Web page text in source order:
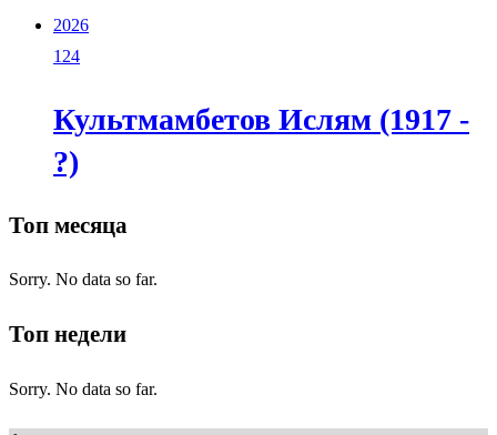
2026
124
Культмамбетов Ислям (1917 -
?)
Топ месяца
Sorry. No data so far.
Топ недели
Sorry. No data so far.